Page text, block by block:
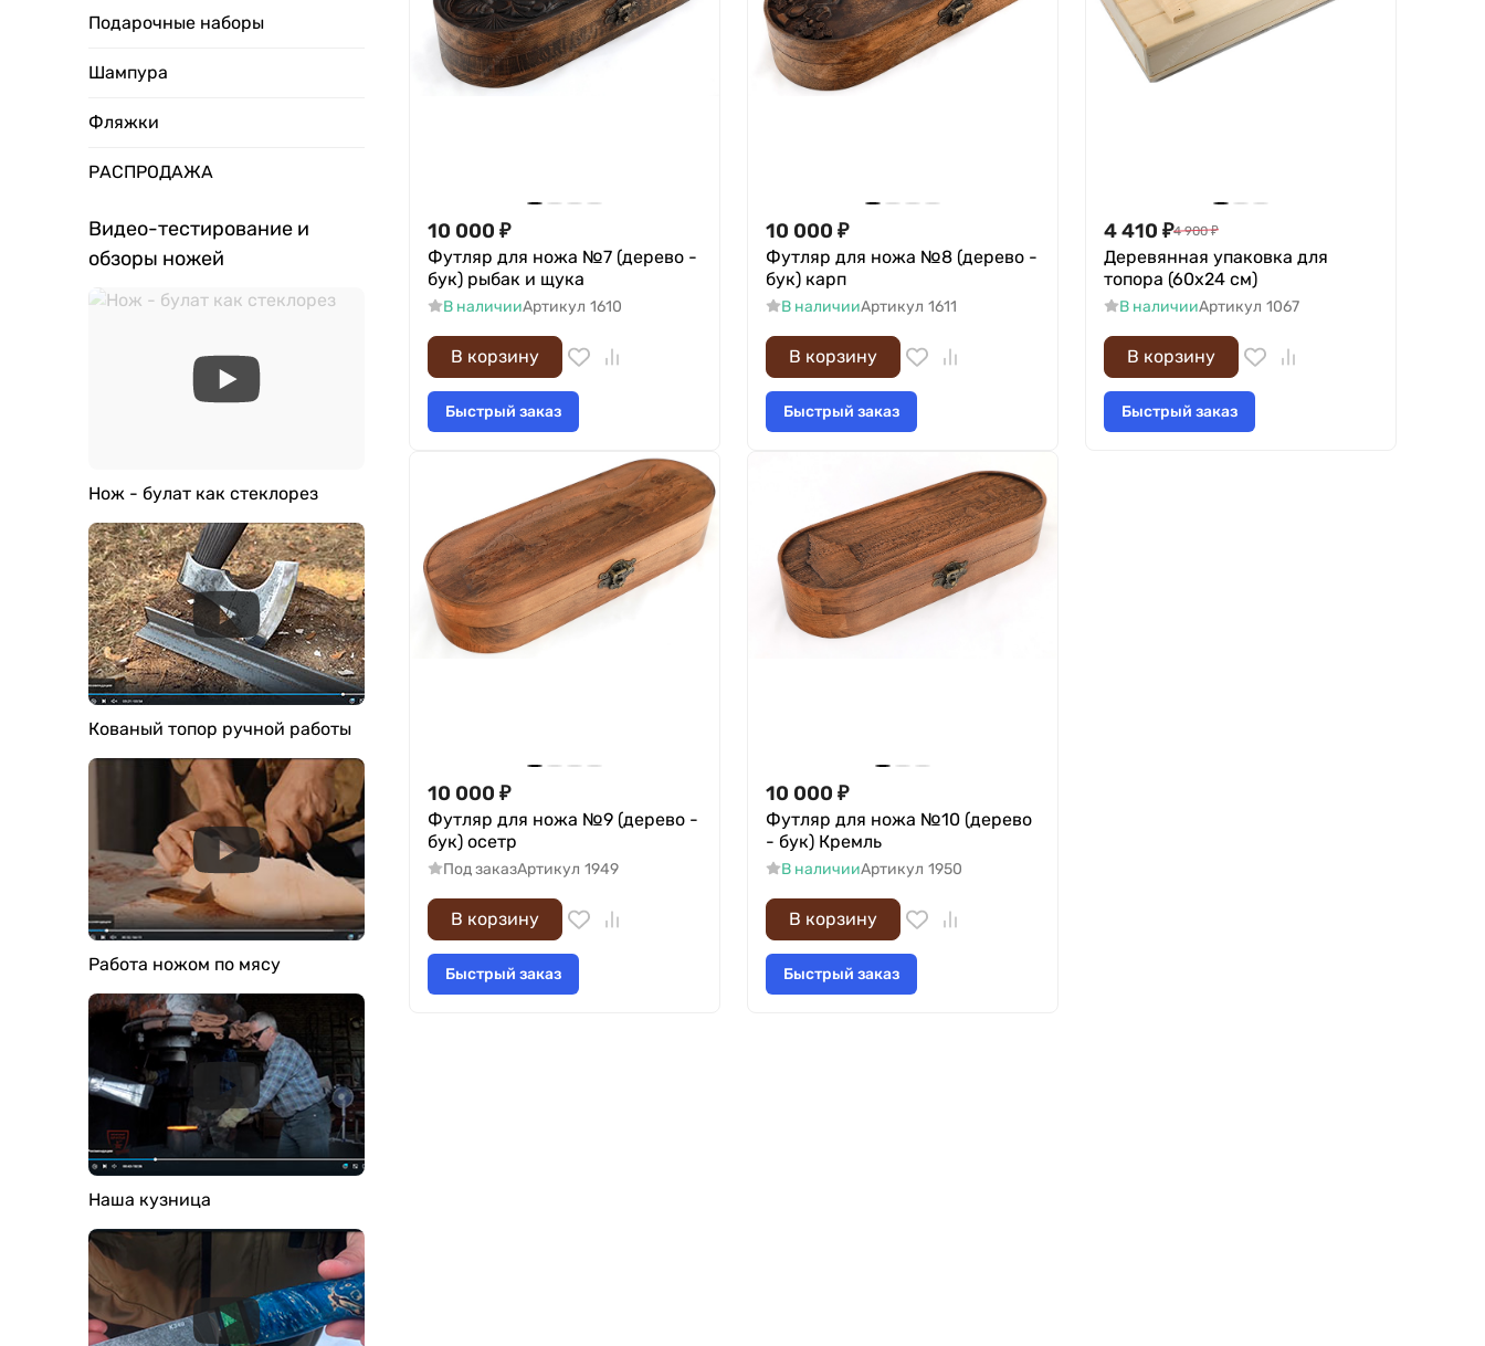
Подарочные наборы
Шампура
Фляжки
РАСПРОДАЖА
Видео-тестирование и
обзоры ножей
Нож - булат как стеклорез
Кованый топор ручной работы
Работа ножом по мясу
Наша кузница
10 000 ₽
Футляр для ножа №7 (дерево -
бук) рыбак и щука
В наличииАртикул 1610
В корзину
Быстрый заказ
10 000 ₽
Футляр для ножа №8 (дерево -
бук) карп
В наличииАртикул 1611
В корзину
Быстрый заказ
4 410 ₽4 900 ₽
Деревянная упаковка для
топора (60х24 см)
В наличииАртикул 1067
В корзину
Быстрый заказ
10 000 ₽
Футляр для ножа №9 (дерево -
бук) осетр
Под заказАртикул 1949
В корзину
Быстрый заказ
10 000 ₽
Футляр для ножа №10 (дерево
- бук) Кремль
В наличииАртикул 1950
В корзину
Быстрый заказ